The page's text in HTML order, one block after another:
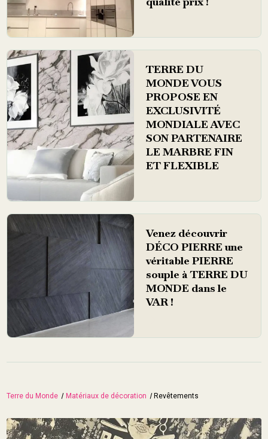
TERRE DU
MONDE VOUS
PROPOSE EN
EXCLUSIVITÉ
MONDIALE AVEC
SON PARTENAIRE
LE MARBRE FIN
ET FLEXIBLE
Venez découvrir
DÉCO PIERRE une
véritable PIERRE
souple à TERRE DU
MONDE dans le
VAR !
Terre du Monde Matériaux de décoration Revêtements